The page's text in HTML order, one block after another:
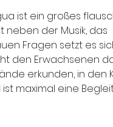
ist ein großes
neben der Musik, das
Fragen setzt es
den Erwachsenen
erkunden, in den
maximal eine